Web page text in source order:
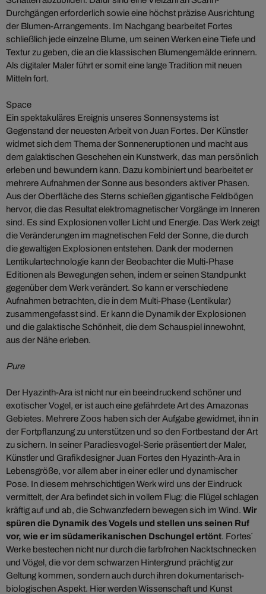
Durchgängen erforderlich sowie eine höchst präzise Ausrichtung
der Blumen-Arrangements. Im Nachgang bearbeitet Fortes
schließlich jede einzelne Blume, um seinen Werken eine Tiefe und
Textur zu geben, die an die klassischen Blumengemälde erinnern.
Als digitaler Maler führt er somit eine lange Tradition mit neuen
Mitteln fort.
Space
Ein spektakuläres Ereignis unseres Sonnensystems ist
Gegenstand der neuesten Arbeit von Juan Fortes. Der Künstler
widmet sich dem Thema der Sonneneruptionen und macht aus
dem galaktischen Geschehen ein Kunstwerk, das man persönlich
erleben und bewundern kann. Dazu kombiniert und bearbeitet er
mehrere Aufnahmen der Sonne aus besonders aktiver Phasen.
Aus der Oberfläche des Sterns schießen gigantische Feldbögen
hervor, die das Resultat elektromagnetischer Vorgänge im Inneren
sind. Es sind Explosionen voller Licht und Energie. Das Werk zeigt
die Veränderungen im magnetischen Feld der Sonne, die durch
die gewaltigen Explosionen entstehen. Dank der modernen
Lentikulartechnologie kann der Beobachter die Multi-Phase
Editionen als Bewegungen sehen, indem er seinen Standpunkt
gegenüber dem Werk verändert. So kann er verschiedene
Aufnahmen betrachten, die in dem Multi-Phase (Lentikular)
zusammengefasst sind. Er kann die Dynamik der Explosionen
und die galaktische Schönheit, die dem Schauspiel innewohnt,
aus der Nähe erleben.
Pure
Der Hyazinth-Ara ist nicht nur ein beeindruckend schöner und
exotischer Vogel, er ist auch eine gefährdete Art des Amazonas
Gebietes. Mehrere Zoos haben sich der Aufgabe gewidmet, ihn in
der Fortpflanzung zu unterstützen und so den Fortbestand der Art
zu sichern. In seiner Paradiesvogel-Serie präsentiert der Maler,
Künstler und Grafikdesigner Juan Fortes den Hyazinth-Ara in
Lebensgröße, vor allem aber in einer edler und dynamischer
Pose. In diesem mehrschichtigen Werk wird uns der Eindruck
vermittelt, der Ara befindet sich in vollem Flug: die Flügel schlagen
kräftig auf und ab, die Schwanzfedern bewegen sich im Wind. Wir
spüren die Dynamik des Vogels und stellen uns seinen Ruf
vor, wie er im südamerikanischen Dschungel ertönt. Fortes´
Werke bestechen nicht nur durch die farbfrohen Nacktschnecken
und Vögel, die vor dem schwarzen Hintergrund prächtig zur
Geltung kommen, sondern auch durch ihren dokumentarisch-
biologischen Aspekt. Hier werden Wissenschaft und Kunst